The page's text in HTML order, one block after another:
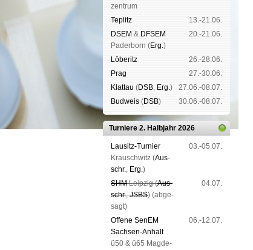
zen­trum
Tep­litz
13.-21.06.
DSEM & DFSEM
Pader­born (Erg.)
20.-21.06.
Lö­be­ritz
26.-28.06.
Prag
27.-30.06.
Klat­tau (DSB, Erg.)
27.06.-08.07.
Bud­weis (DSB) 30.06.-08.07.
Turniere 2. Halbjahr 2026
Lau­sitz-Tur­nier
Krausch­witz (Aus­
schr., Erg.)
03.-05.07.
SHMLeip­zig (Aus­
schr.,JSBS) (ab­ge­
sagt)
04.07.
Offene SenEM
Sach­sen-An­halt
ü50 & ü65 Mag­de­
06.-12.07.